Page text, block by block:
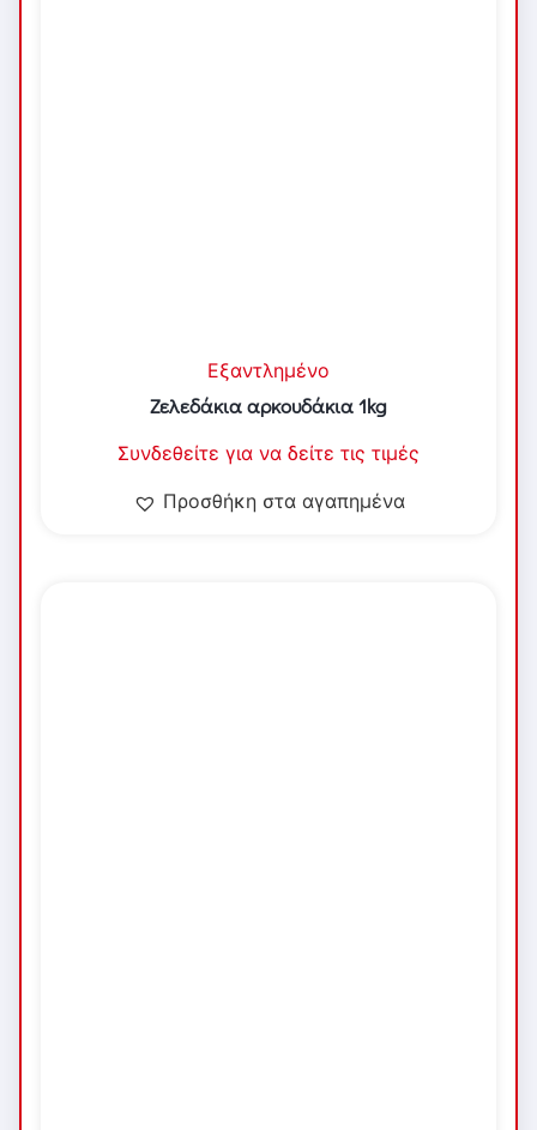
Εξαντλημένο
Ζελεδάκια αρκουδάκια 1kg
Συνδεθείτε για να δείτε τις τιμές
Προσθήκη στα αγαπημένα